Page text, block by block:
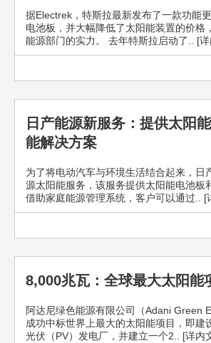
据Electrek，特斯拉最新发布了一款功能
电池板，并大幅降低了太阳能装置的价格
能源部门的实力。 去年特斯拉启动了.. [
日产能源新服务：提供太阳
能解决方案
为了将电动汽车与环境生活结合起来，日
源太阳能服务，该服务提供太阳能电池板
借助家庭能源管理系统，客户可以通过.. [
8,000兆瓦：全球最大太阳能
阿达尼绿色能源有限公司（Adani Green
成功中标世界上最大的太阳能项目，即建
光伏（PV）发电厂，并建立一个2.. [详内